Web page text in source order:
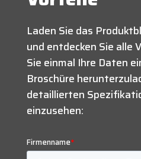
Laden Sie das
und entdecken Sie alle
Sie einmal Ihre Daten
Broschüre
detaillierten
einzusehen: